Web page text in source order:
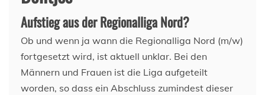
Aufstieg aus der Regionalliga Nord?
Ob und wenn ja wann die Regionalliga Nord (m/w)
fortgesetzt wird, ist aktuell unklar. Bei den
Männern und Frauen ist die Liga aufgeteilt
worden, so dass ein Abschluss zumindest dieser